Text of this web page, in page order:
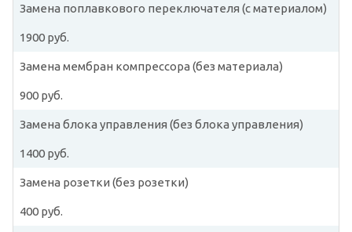
Замена поплавкового переключателя (с материалом)
1900 руб.
Замена мембран компрессора (без материала)
900 руб.
Замена блока управления (без блока управления)
1400 руб.
Замена розетки (без розетки)
400 руб.